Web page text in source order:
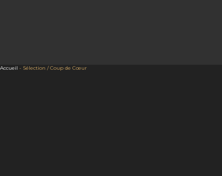
Accueil - Sélection / Coup de Cœur